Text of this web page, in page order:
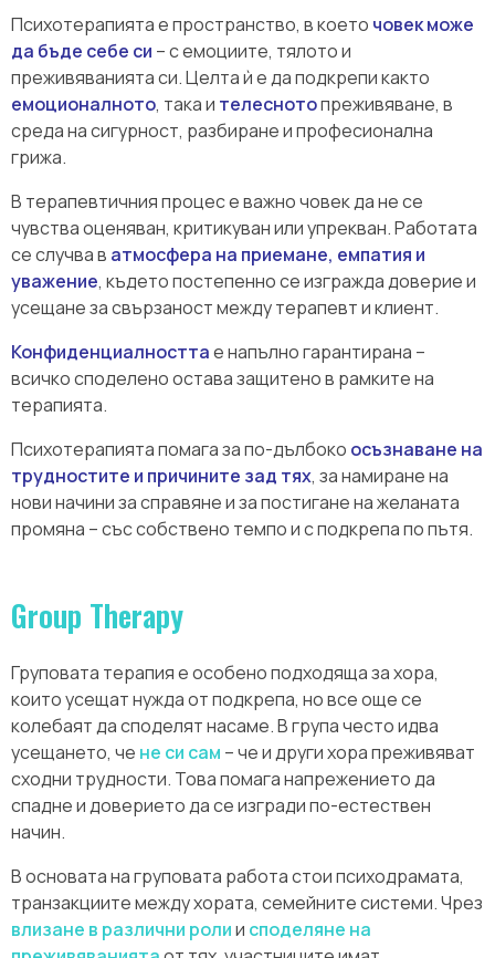
Психотерапията е пространство, в което човек може
да бъде себе си – с емоциите, тялото и
преживяванията си. Целта ѝ е да подкрепи както
емоционалното, така и телеснотопреживяване, в
среда на сигурност, разбиране и професионална
грижа.
В терапевтичния процес е важно човек да не се
чувства оценяван, критикуван или упрекван. Работата
се случва в атмосфера на приемане, емпатия и
уважение, където постепенно се изгражда доверие и
усещане за свързаност между терапевт и клиент.
Конфиденциалносттае напълно гарантирана –
всичко споделено остава защитено в рамките на
терапията.
Психотерапията помага за по-дълбоко осъзнаване на
трудностите и причините зад тях, за намиране на
нови начини за справяне и за постигане на желаната
промяна – със собствено темпо и с подкрепа по пътя.
Group Therapy
Груповата терапия е особено подходяща за хора,
които усещат нужда от подкрепа, но все още се
колебаят да споделят насаме. В група често идва
усещането, че не си сам – че и други хора преживяват
сходни трудности. Това помага напрежението да
спадне и доверието да се изгради по-естествен
начин.
В основата на груповата работа стои психодрамата,
транзакциите между хората, семейните системи. Чрез
влизане в различни ролии споделяне на